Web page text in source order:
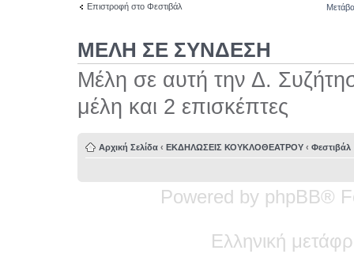
Επιστροφή στο Φεστιβάλ
ΜΕΛΗ ΣΕ ΣΥΝΔΕΣΗ
Μέλη σε αυτή την Δ.
μέλη και 2 επισκέπτες
Αρχική Σελίδα ‹ ΕΚΔΗΛΩΣΕΙΣ ΚΟΥΚΛΟΘΕΑΤΡΟΥ ‹ Φεστιβάλ
Powered by phpBB®
Ελληνική